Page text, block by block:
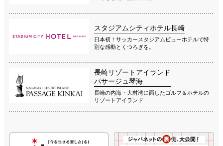
スタジアムシティホテル長崎
日本初！サッカースタジアムビューホテルで特
別な感動とくつろぎを。
長崎リゾートアイランド
パサージュ琴海
長崎の内海・大村湾に面したゴルフ＆ホテルの
リゾートアイランド